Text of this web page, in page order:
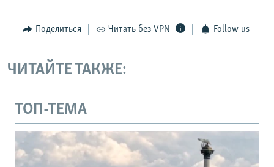
Поделиться Читать без VPN Follow us
ЧИТАЙТЕ ТАКЖЕ:
ТОП-ТЕМА